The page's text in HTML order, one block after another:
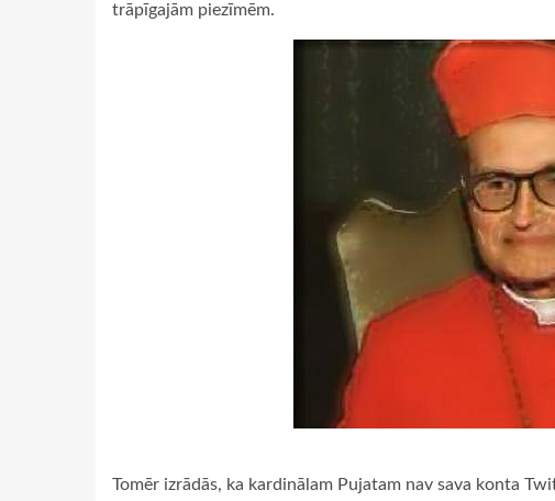
trāpīgajām piezīmēm.
Tomēr izrādās, ka kardinālam Pujatam nav sava konta